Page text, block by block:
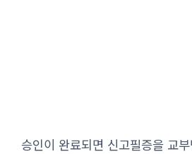
승인이 완료되면 신고필증을 교